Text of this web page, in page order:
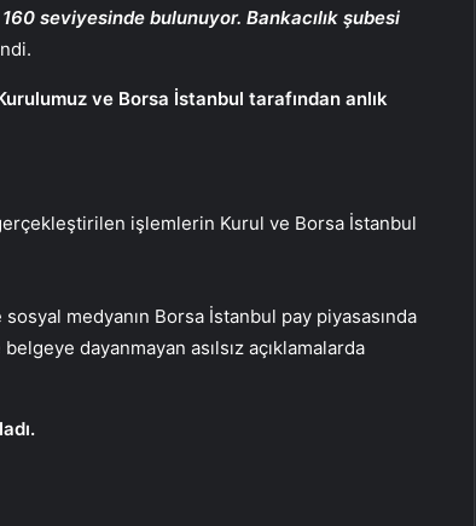
seviyesinde bulunuyor. Bankacılık şubesi
ve Borsa İstanbul tarafından anlık
işlemlerin Kurul ve Borsa İstanbul
sosyal medyanın Borsa İstanbul pay piyasasında
dayanmayan asılsız açıklamalarda